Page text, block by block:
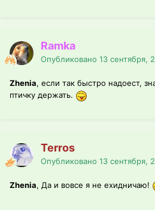
Ramka
Опубликовано 13 сентября,
Zhenia, если так быстро надоест,
птичку держать.
Terros
Опубликовано 13 сентября,
Zhenia, Да и вовсе я не ехидничаю!